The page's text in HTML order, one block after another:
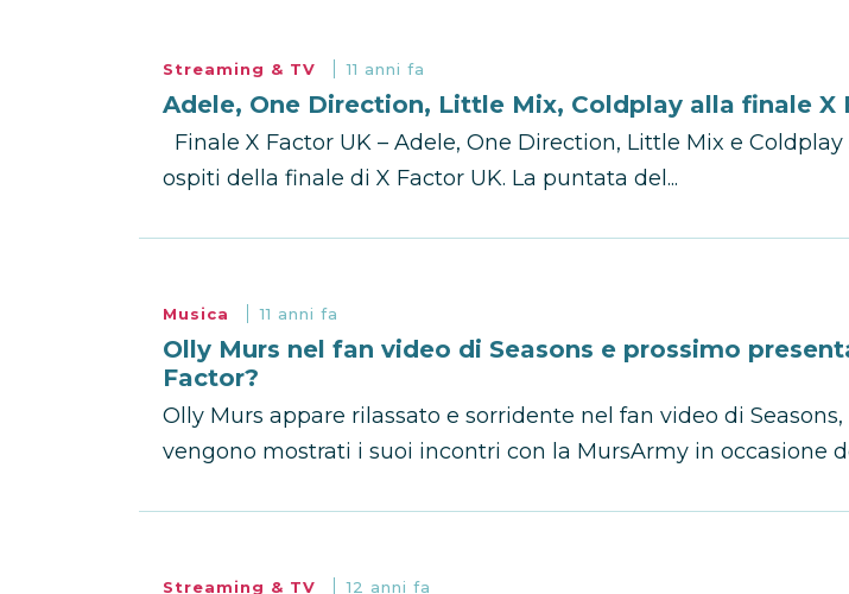
Streaming & TV 11 anni fa
Adele, One Direction, Little Mix, Coldplay alla finale X
Finale X Factor UK – Adele, One Direction, Little Mix e Coldplay
ospiti della finale di X Factor UK. La puntata del...
Musica 11 anni fa
Olly Murs nel fan video di Seasons e prossimo
Factor?
Olly Murs appare rilassato e sorridente nel fan video di Seasons,
vengono mostrati i suoi incontri con la MursArmy in occasione
Streaming & TV 12 anni fa